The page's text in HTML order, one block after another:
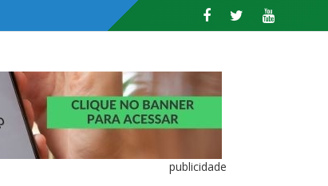
publicidade